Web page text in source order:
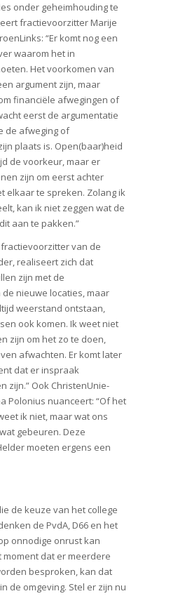
onder geheimhouding te
fractievoorzitter Marije
“Er komt nog een
waarom het in
Het voorkomen van
argument zijn, maar
financiële afwegingen of
eerst de argumentatie
de afweging of
plaats is. Open(baar)heid
de voorkeur, maar er
zijn om eerst achter
elkaar te spreken. Zolang ik
kan ik niet zeggen wat de
aan te pakken.”
van de
realiseert zich dat
zijn met de
nieuwe locaties, maar
weerstand ontstaan,
ook komen. Ik weet niet
zijn om het zo te doen,
afwachten. Er komt later
dat er inspraak
zijn.” Ook ChristenUnie-
Polonius nuanceert: “Of het
ik niet, maar wat ons
gebeuren. Deze
moeten ergens een
de keuze van het college
de PvdA, D66 en het
onnodige onrust kan
moment dat er meerdere
besproken, kan dat
de omgeving. Stel er zijn nu